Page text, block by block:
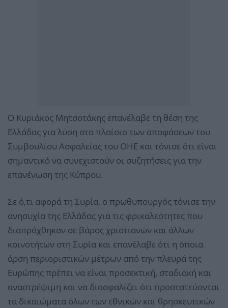
Ο Κυριάκος Μητσοτάκης επανέλαβε τη θέση της
Ελλάδας για λύση στο πλαίσιο των αποφάσεων του
Συμβουλίου Ασφαλείας του ΟΗΕ και τόνισε ότι είναι
σημαντικό να συνεχιστούν οι συζητήσεις για την
επανένωση της Κύπρου.
Σε ό,τι αφορά τη Συρία, ο πρωθυπουργός τόνισε την
ανησυχία της Ελλάδας για τις φρικαλεότητες που
διαπράχθηκαν σε βάρος χριστιανών και άλλων
κοινοτήτων στη Συρία και επανέλαβε ότι η όποια
άρση περιοριστικών μέτρων από την πλευρά της
Ευρώπης πρέπει να είναι προσεκτική, σταδιακή και
αναστρέψιμη και να διασφαλίζει ότι προστατεύονται
τα δικαιώματα όλων των εθνικών και θρησκευτικών